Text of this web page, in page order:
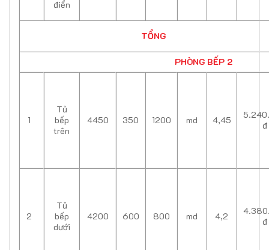
điển
TỔNG
PHÒNG BẾP 2
1
Tủ
bếp
trên
4450 350 1200 md 4,45
đ
2
Tủ
bếp
dưới
4200 600 800 md 4,2
đ